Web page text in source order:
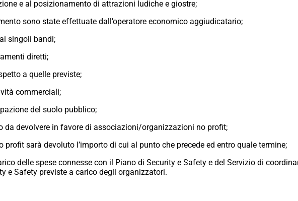
e al posizionamento di attrazioni ludiche e giostre;
sono state effettuate dall’operatore economico aggiudicatario;
singoli bandi;
diretti;
a quelle previste;
commerciali;
del suolo pubblico;
devolvere in favore di associazioni/organizzazioni no profit;
sarà devoluto l’importo di cui al punto che precede ed entro quale termine;
delle spese connesse con il Piano di Security e Safety e del Servizio di
e Safety previste a carico degli organizzatori.